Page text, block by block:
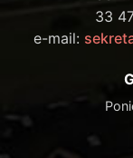
33
e-mail: